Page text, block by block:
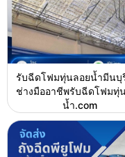
รับฉีดโฟมทุ่นลอยน้ำมีนบุ
ช่างมืออาชีพรับฉีดโฟมทุ่
น้ำ.com